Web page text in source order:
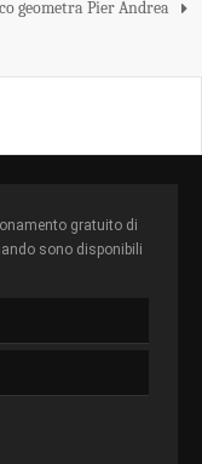
geometra Pier Andrea
gratuito di
sono disponibili